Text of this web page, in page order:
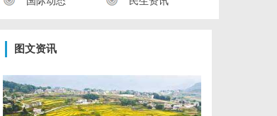
图文资讯